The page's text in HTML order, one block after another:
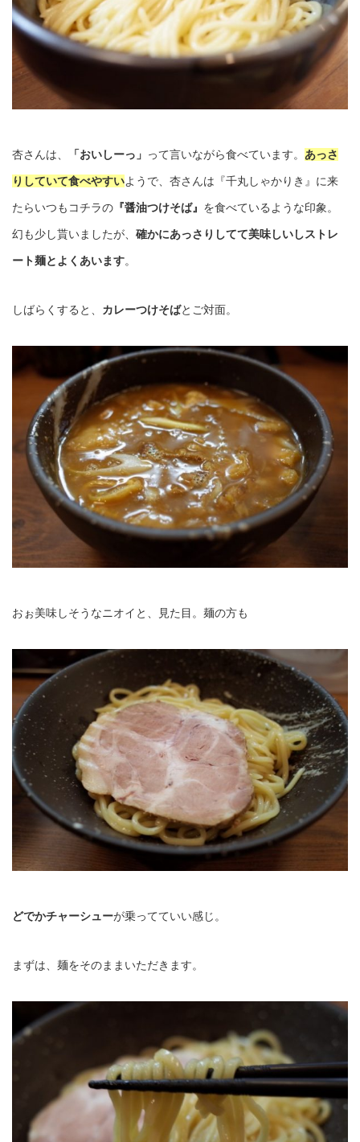
杏さんは、 「おいしーっ」 って言いながら食べています。 あっさ
りしていて食べやすいようで、杏さんは『千丸しゃかりき』に来
たらいつもコチラの 『醤油つけそば』 を食べているような印象。
幻も少し貰いましたが、 確かにあっさりしてて美味しいしストレ
ート麺とよくあいます。
しばらくすると、 カレーつけそばとご対面。
おぉ美味しそうなニオイと、見た目。麺の方も
どでかチャーシューが乗ってていい感じ。
まずは、麺をそのままいただきます。